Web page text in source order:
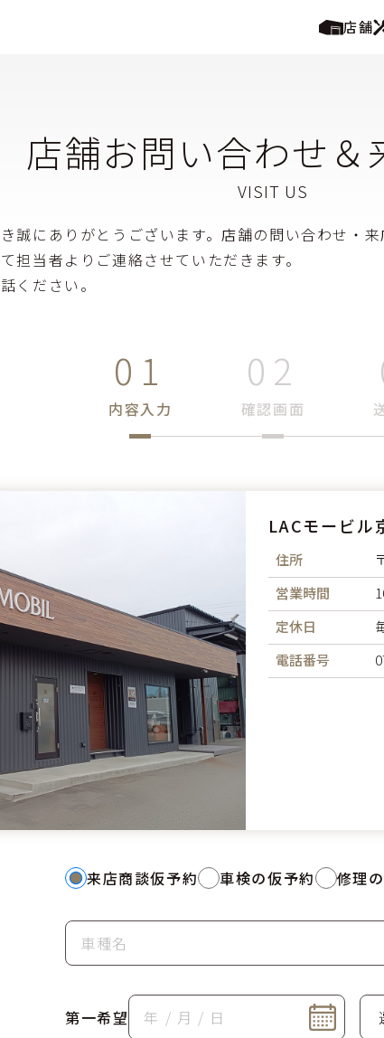
店舗
店舗お問い合わせ＆
誠にありがとうございます。店舗の問い合わせ・
担当者よりご連絡させていただきます。
ください。
内容入力 確認画面
LACモービル
住所
営業時間
定休日
電話番号
来店商談仮予約 車検の仮予約 修理
第一希望